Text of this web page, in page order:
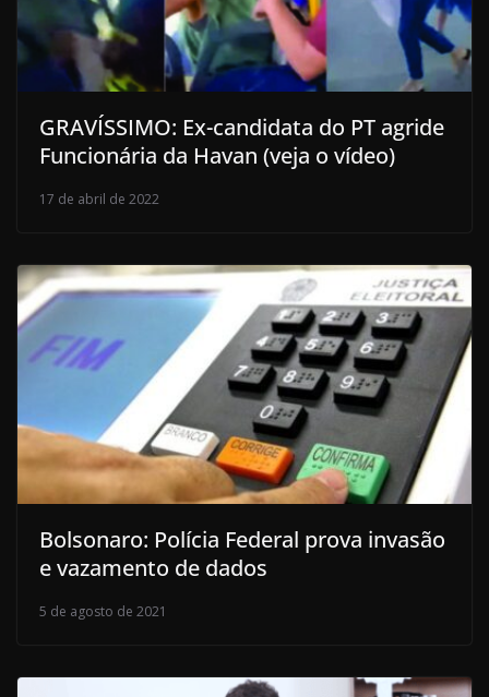
GRAVÍSSIMO: Ex-candidata do PT agride
Funcionária da Havan (veja o vídeo)
17 de abril de 2022
Bolsonaro: Polícia Federal prova invasão
e vazamento de dados
5 de agosto de 2021